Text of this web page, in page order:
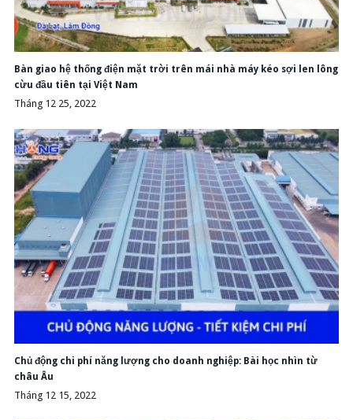
Bàn giao hệ thống điện mặt trời trên mái nhà máy kéo sợi len lông
cừu đầu tiên tại Việt Nam
Tháng 12 25, 2022
Chủ động chi phí năng lượng cho doanh nghiệp: Bài học nhìn từ
châu Âu
Tháng 12 15, 2022